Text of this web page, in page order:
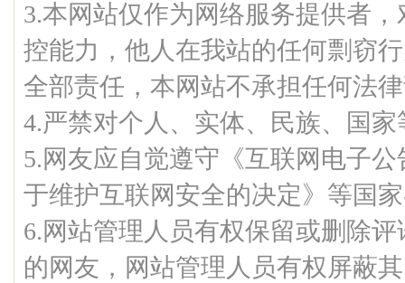
3.本网站仅作为网络服务提供者
控能力，他人在我站的任何剽窃
全部责任，本网站不承担任何法
4.严禁对个人、实体、民族、国
5.网友应自觉遵守《互联网电子
于维护互联网安全的决定》等国
6.网站管理人员有权保留或删除
的网友，网站管理人员有权屏蔽